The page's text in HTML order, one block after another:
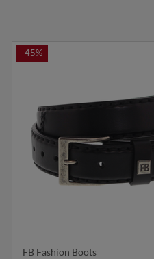
-45%
FB Fashion Boots